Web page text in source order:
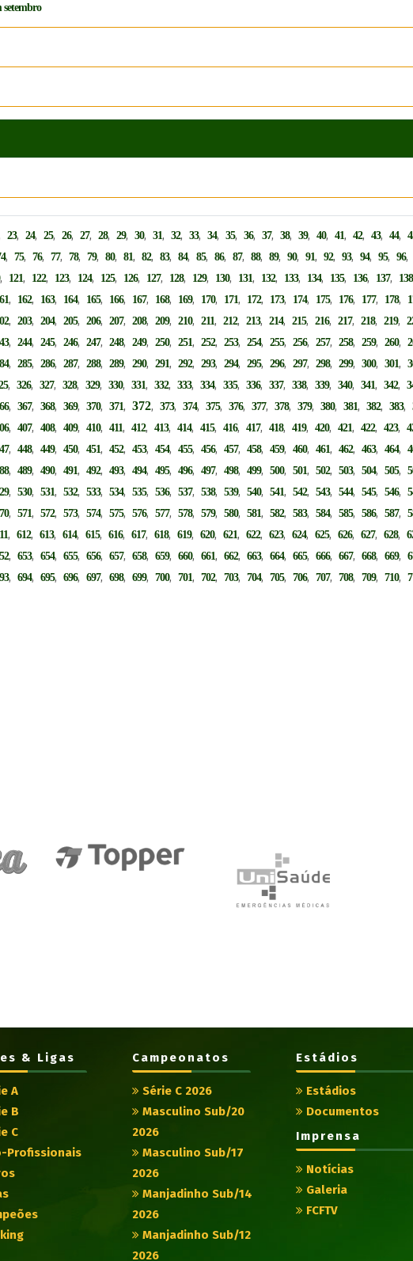
setembro
23,24,25,26,27,28,29,30,31,32,33,34,35,36,37,38,39,40,41,42,43,44,
,75,76,77,78,79,80,81,82,83,84,85,86,87,88,89,90,91,92,93,94,95,96
, 121, 122, 123, 124, 125, 126, 127, 128, 129, 130, 131, 132, 133, 134, 135, 136, 137, 138
, 162, 163, 164, 165, 166, 167, 168, 169, 170, 171, 172, 173, 174, 175, 176, 177, 178,
,203,204,205,206,207,208,209,210,211,212,213,214,215,216,217,218,219,
,244,245,246,247,248,249,250,251,252,253,254,255,256,257,258,259,260,
,285,286,287,288,289,290,291,292,293,294,295,296,297,298,299,300,301,
,326,327,328,329,330,331,332,333,334,335,336,337,338,339,340,341,342,
,367,368,369,370,371,372,373,374,375,376,377,378,379,380,381,382,383,
,407,408,409,410,411,412,413,414,415,416,417,418,419,420,421,422,423,
,448,449,450,451,452,453,454,455,456,457,458,459,460,461,462,463,464,
,489,490,491,492,493,494,495,496,497,498,499,500,501,502,503,504,505,
,530,531,532,533,534,535,536,537,538,539,540,541,542,543,544,545,546,
,571,572,573,574,575,576,577,578,579,580,581,582,583,584,585,586,587,
,612,613,614,615,616,617,618,619,620,621,622,623,624,625,626,627,628,
,653,654,655,656,657,658,659,660,661,662,663,664,665,666,667,668,669,
,694,695,696,697,698,699,700,701,702,703,704,705,706,707,708,709,710,
& Ligas
A
B
C
Profissionais
Campeonatos
Série C 2026
Masculino Sub/20
2026
Masculino Sub/17
2026
Manjadinho Sub/14
2026
Manjadinho Sub/12
2026
Estádios
Estádios
Documentos
Imprensa
Notícias
Galeria
FCFTV